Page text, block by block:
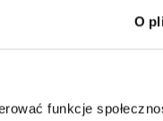
O
funkcje
Często
wiedzą
więcej,
i